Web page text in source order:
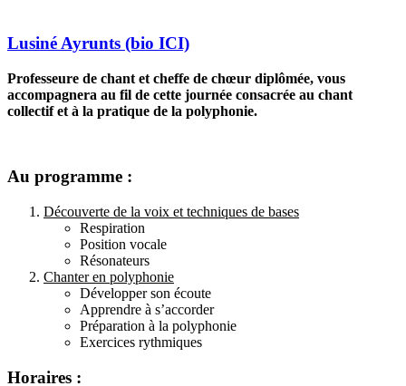
Lusiné Ayrunts (bio ICI)
Professeure de chant et cheffe de chœur diplômée, vous
accompagnera au fil de cette journée consacrée au chant
collectif et à la pratique de la polyphonie.
Au programme :
Découverte de la voix et techniques de bases
Respiration
Position vocale
Résonateurs
Chanter en polyphonie
Développer son écoute
Apprendre à s’accorder
Préparation à la polyphonie
Exercices rythmiques
Horaires :